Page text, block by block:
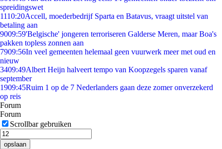
spreidingswet
1110:20Accell, moederbedrijf Sparta en Batavus, vraagt uitstel van
betaling aan
9009:59'Belgische' jongeren terroriseren Galderse Meren, maar Boa's
pakken topless zonnen aan
7909:56In veel gemeenten helemaal geen vuurwerk meer met oud en
nieuw
3409:49Albert Heijn halveert tempo van Koopzegels sparen vanaf
september
1909:45Ruim 1 op de 7 Nederlanders gaan deze zomer onverzekerd
op reis
Forum
Forum
Scrollbar gebruiken
opslaan